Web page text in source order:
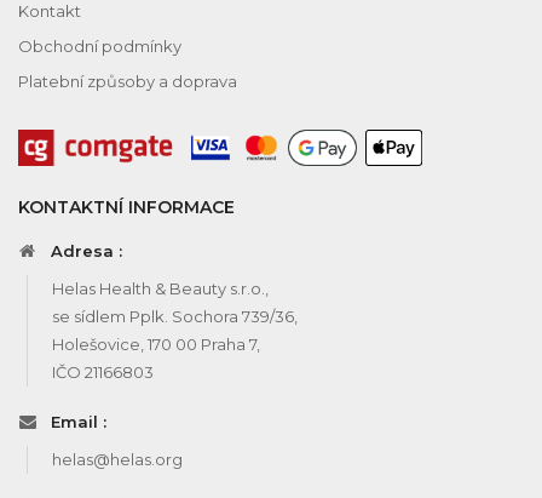
Kontakt
Obchodní podmínky
Platební způsoby a doprava
KONTAKTNÍ INFORMACE
Adresa :
Helas Health & Beauty s.r.o.,
se sídlem Pplk. Sochora 739/36,
Holešovice, 170 00 Praha 7,
IČO 21166803
Email :
helas@helas.org